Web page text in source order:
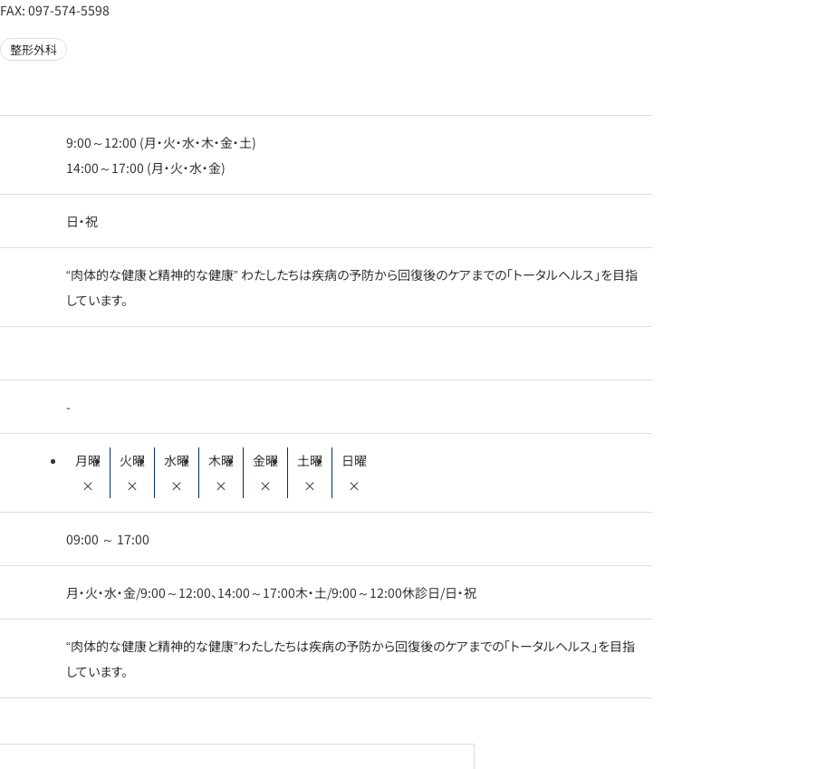
FAX: 097-574-5598
整形外科
9:00～12:00 (月・火・水・木・金・土)
14:00～17:00 (月・火・水・金)
日・祝
“肉体的な健康と精神的な健康” わたしたちは疾病の予防から回復後のケアまでの「トータルヘルス」を目指
しています。
-
月曜
×
火曜
×
水曜
×
木曜
×
金曜
×
土曜
×
日曜
×
09:00 ～ 17:00
月・火・水・金/9:00～12:00、14:00～17:00木・土/9:00～12:00休診日/日・祝
“肉体的な健康と精神的な健康”わたしたちは疾病の予防から回復後のケアまでの「トータルヘルス」を目指
しています。